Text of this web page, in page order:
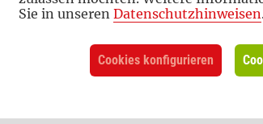
oder Mega-Party?
ihrer Tochter üblicherweise eher
Kortmann fragt sich: Große Party,
worauf es ihr bei den Feiern
Sie in unseren Datenschutzhinweisen
Cookies konfigurieren